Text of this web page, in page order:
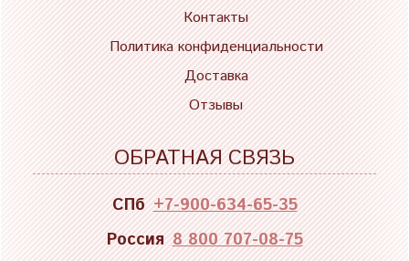
Контакты
Политика конфиденциальности
Доставка
Отзывы
ОБРАТНАЯ СВЯЗЬ
СПб +7-900-634-65-35
Россия 8 800 707-08-75